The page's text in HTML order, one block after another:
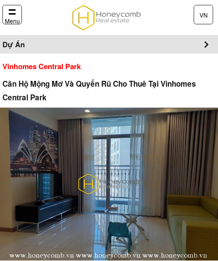
Menu
VN
Dự Án
Vinhomes Central Park
Căn Hộ Mộng Mơ Và Quyến Rũ Cho Thuê Tại Vinhomes
Central Park